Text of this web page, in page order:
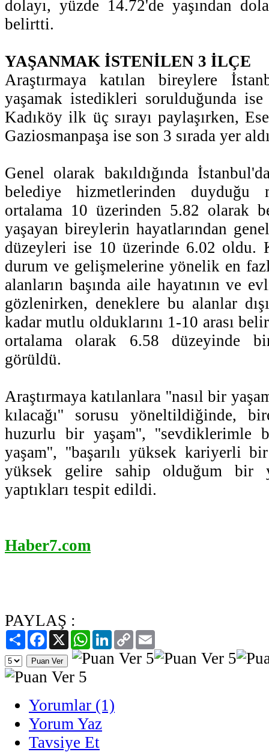
dolayı, yüzde 14.72'de yaşından
belirtti.
YAŞANMAK İSTENİLEN 3 İLÇE
Araştırmaya katılan bireylere
yaşamak istedikleri sorulduğunda
Kadıköy ilk üç sırayı paylaşırken,
Gaziosmanpaşa ise son 3 sırada yer
Genel olarak bakıldığında
belediye hizmetlerinden duyduğu
ortalama 10 üzerinden 5.82 olarak
yaşayan bireylerin hayatlarından
düzeyleri ise 10 üzerinde 6.02 oldu.
durum ve gelişmelerine yönelik en
alanların başında aile hayatının ve
gözlenirken, deneklere bu alanlar
kadar mutlu olduklarını 1-10 arası
ortalama olarak 6.58 düzeyinde
görüldü.
Araştırmaya katılanlara ''nasıl bir
kılacağı'' sorusu yöneltildiğinde,
huzurlu bir yaşam'', ''sevdiklerimle
yaşam'', ''başarılı yüksek kariyerli
yüksek gelire sahip olduğum bir
yaptıkları tespit edildi.
Haber7.com
PAYLAŞ :
PaylaşFacebook
X WhatsAppLinkedIn
Copy
Link
Yorumlar (1)
Yorum Yaz
Tavsiye Et